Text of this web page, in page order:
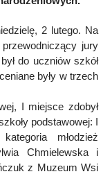
2 lutego. Na
jury
do uczniów szkół
były w trzech
I miejsce zdobył
podstawowej: I
młodzież
Chmielewska i
z Muzeum Wsi